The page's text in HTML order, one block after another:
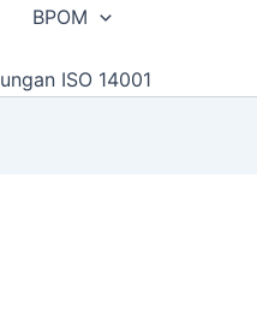
BPOM
ISO 14001